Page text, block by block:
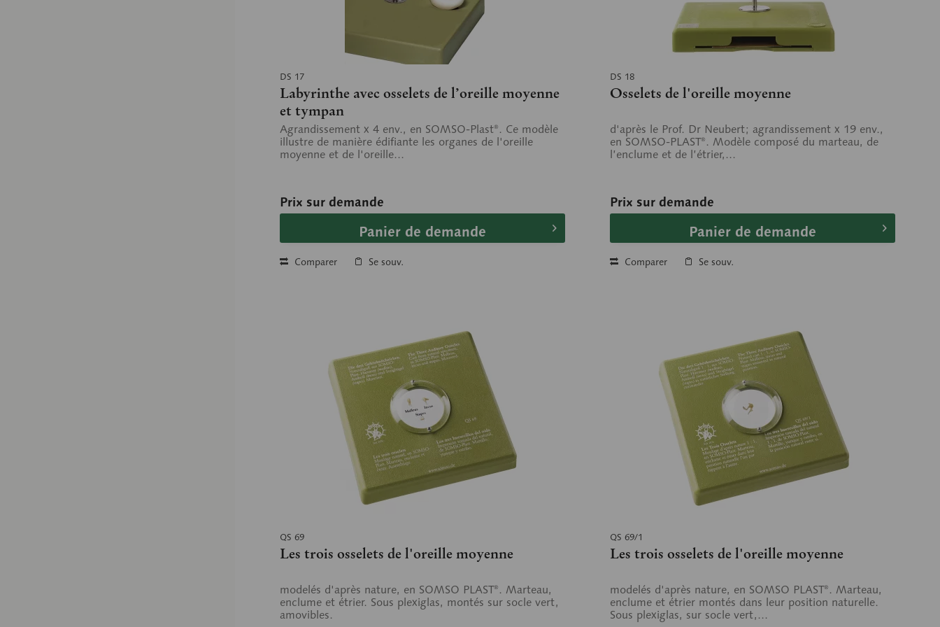
DS 17
Labyrinthe avec osselets de l’oreille moyenne
et tympan
Agrandissement x 4 env., en SOMSO-Plast®. Ce modèle
illustre de manière édifiante les organes de l'oreille
moyenne et de l'oreille...
Prix sur demande
Panier de demande
Comparer Se souv.
DS 18
Osselets de l'oreille moyenne
d'après le Prof. Dr Neubert; agrandissement x 19 env.,
en SOMSO-PLAST®. Modèle composé du marteau, de
l’enclume et de l’étrier,...
Prix sur demande
Panier de demande
Comparer Se souv.
QS 69
Les trois osselets de l'oreille moyenne
modelés d'après nature, en SOMSO PLAST®. Marteau,
enclume et étrier. Sous plexiglas, montés sur socle vert,
amovibles.
QS 69/1
Les trois osselets de l'oreille moyenne
modelés d'après nature, en SOMSO PLAST®. Marteau,
enclume et étrier montés dans leur position naturelle.
Sous plexiglas, sur socle vert,...